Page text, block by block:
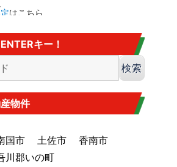
はこちら
区域はこちら・・・
ウスはダメ
高）
造成地マップ
キー！
物件
国市 土佐市
香南市
川郡いの町